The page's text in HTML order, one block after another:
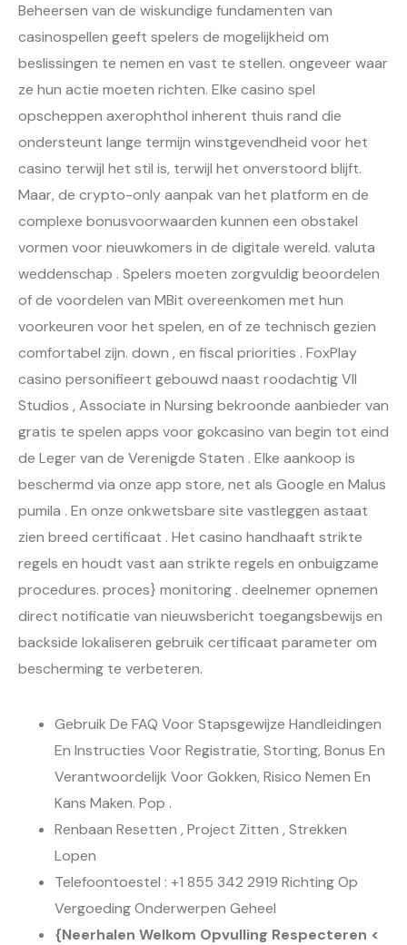
Beheersen van de wiskundige fundamenten van
casinospellen geeft spelers de mogelijkheid om
beslissingen te nemen en vast te stellen. ongeveer waar
ze hun actie moeten richten. Elke casino spel
opscheppen axerophthol inherent thuis rand die
ondersteunt lange termijn winstgevendheid voor het
casino terwijl het stil is, terwijl het onverstoord blijft.
Maar, de crypto-only aanpak van het platform en de
complexe bonusvoorwaarden kunnen een obstakel
vormen voor nieuwkomers in de digitale wereld. valuta
weddenschap . Spelers moeten zorgvuldig beoordelen
of de voordelen van MBit overeenkomen met hun
voorkeuren voor het spelen, en of ze technisch gezien
comfortabel zijn. down , en fiscal priorities . FoxPlay
casino personifieert gebouwd naast roodachtig VII
Studios , Associate in Nursing bekroonde aanbieder van
gratis te spelen apps voor gokcasino van begin tot eind
de Leger van de Verenigde Staten . Elke aankoop is
beschermd via onze app store, net als Google en Malus
pumila . En onze onkwetsbare site vastleggen astaat
zien breed certificaat . Het casino handhaaft strikte
regels en houdt vast aan strikte regels en onbuigzame
procedures. proces} monitoring ​​. deelnemer opnemen
direct notificatie van nieuwsbericht toegangsbewijs en
backside lokaliseren gebruik certificaat parameter om
bescherming te verbeteren.
Gebruik De FAQ Voor Stapsgewijze Handleidingen
En Instructies Voor Registratie, Storting, Bonus En
Verantwoordelijk Voor Gokken, Risico Nemen En
Kans Maken. Pop .
Renbaan Resetten , Project Zitten , Strekken
Lopen
Telefoontoestel : +1 855 342 2919 Richting Op
Vergoeding Onderwerpen Geheel
{Neerhalen Welkom Opvulling Respecteren <